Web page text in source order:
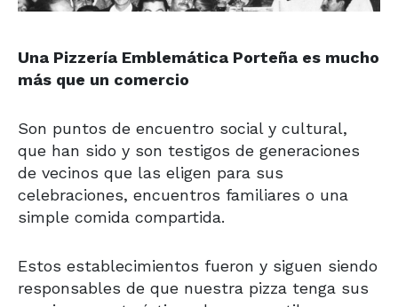
Una Pizzería Emblemática Porteña es mucho
más que un comercio
Son puntos de encuentro social y cultural,
que han sido y son testigos de generaciones
de vecinos que las eligen para sus
celebraciones, encuentros familiares o una
simple comida compartida.
Estos establecimientos fueron y siguen siendo
responsables de que nuestra pizza tenga sus